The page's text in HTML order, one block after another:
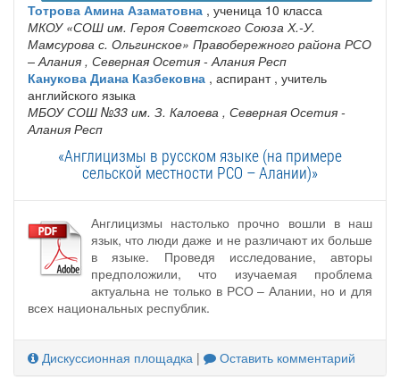
Тотрова Амина Азаматовна , ученица 10 класса
МКОУ «СОШ им. Героя Советского Союза Х.-У.
Мамсурова с. Ольгинское» Правобережного района РСО
– Алания , Северная Осетия - Алания Респ
Канукова Диана Казбековна , аспирант , учитель
английского языка
МБОУ СОШ №33 им. З. Калоева , Северная Осетия -
Алания Респ
«Англицизмы в русском языке (на примере
сельской местности РСО – Алании)»
Англицизмы настолько прочно вошли в наш
язык, что люди даже и не различают их больше
в языке. Проведя исследование, авторы
предположили, что изучаемая проблема
актуальна не только в РСО – Алании, но и для
всех национальных республик.
Дискуссионная площадка | Оставить комментарий